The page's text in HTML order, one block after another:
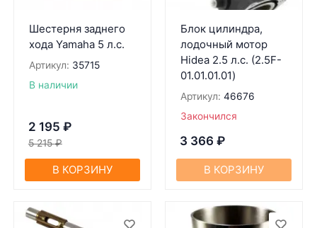
Шестерня заднего
хода Yamaha 5 л.с.
Артикул: 35715
В наличии
2 195 ₽
5 215 ₽
В КОРЗИНУ
Блок цилиндра,
лодочный мотор
Hidea 2.5 л.с. (2.5F-
01.01.01.01)
Артикул: 46676
Закончился
3 366 ₽
В КОРЗИНУ